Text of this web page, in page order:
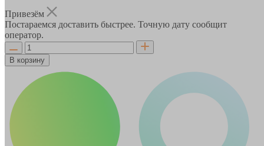
Привезём
Постараемся доставить быстрее. Точную дату сообщит
оператор.
В корзину